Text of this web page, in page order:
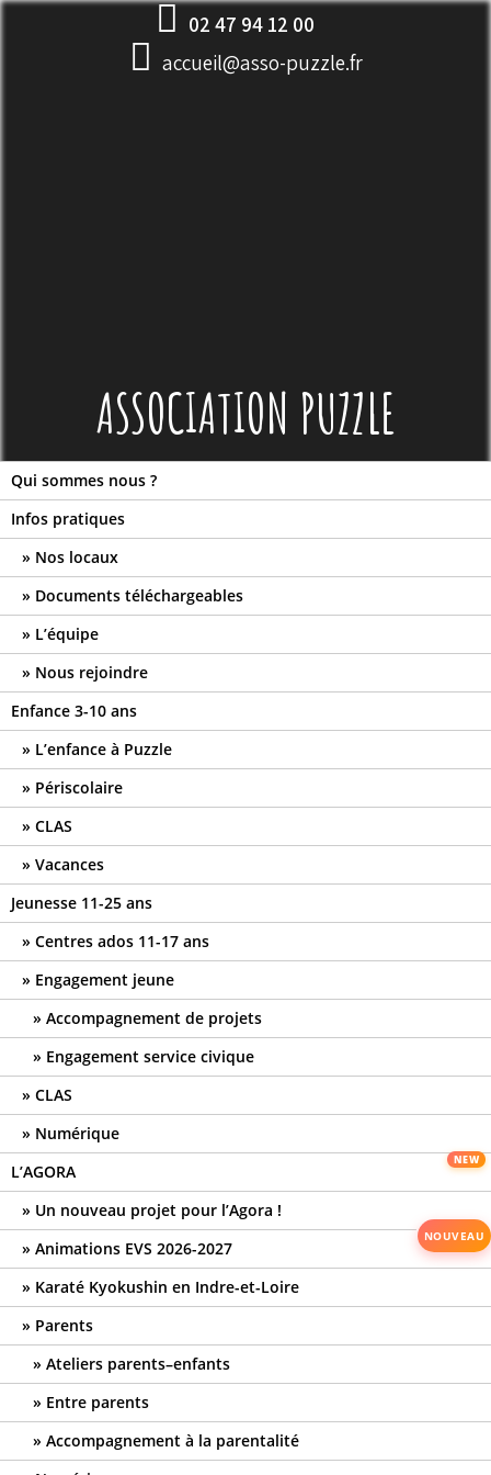
Skip
02 47 94 12 00
accueil@asso-puzzle.fr
ASSOCIATION PUZZLE
Qui sommes nous ?
Infos pratiques
Nos locaux
Documents téléchargeables
L’équipe
Nous rejoindre
Enfance 3-10 ans
L’enfance à Puzzle
Périscolaire
CLAS
Vacances
Jeunesse 11-25 ans
Centres ados 11-17 ans
Engagement jeune
Accompagnement de projets
Engagement service civique
CLAS
Numérique
L’AGORA
Un nouveau projet pour l’Agora !
Animations EVS 2026-2027
Karaté Kyokushin en Indre-et-Loire
Parents
Ateliers parents–enfants
Entre parents
Accompagnement à la parentalité